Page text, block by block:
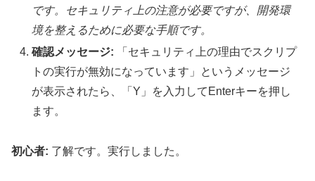
です。セキュリティ上の注意が必要ですが、開発環
境を整えるために必要な手順です。
確認メッセージ: 「セキュリティ上の理由でスクリプ
トの実行が無効になっています」というメッセージ
が表示されたら、「Y」を入力してEnterキーを押し
ます。
初心者: 了解です。実行しました。